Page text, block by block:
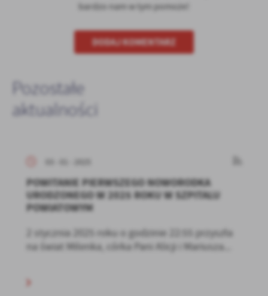
bardzo nam w tym pomoże!
DODAJ KOMENTARZ
Pozostałe
aktualności
POWITANIE PIERWSZEGO NOWORODKA
URODZONEGO W 2025 ROKU W SZPITALU
POWIATOWYM
2 stycznia 2025 roku o godzinie 22:55 przyszła
na świat Milenka, córka Pani Alicji i Mariusza...